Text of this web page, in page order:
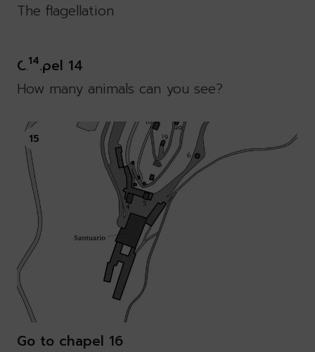
The flagellation
14
Chapel 14
How many animals can you see?
15
Go to chapel 16